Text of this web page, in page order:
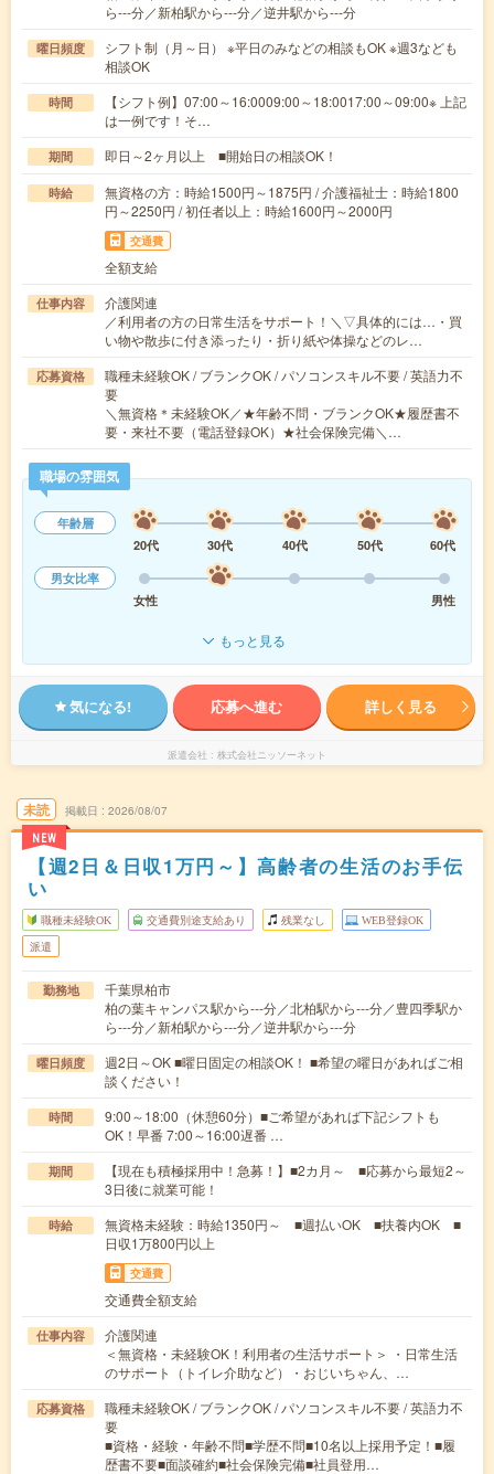
ら---分／新柏駅から---分／逆井駅から---分
曜日頻度
シフト制（月～日） ※平日のみなどの相談もOK ※週3なども
相談OK
時間
【シフト例】07:00～16:0009:00～18:0017:00～09:00※ 上記
は一例です！そ…
期間 即日～2ヶ月以上 ■開始日の相談OK！
時給
無資格の方：時給1500円～1875円 / 介護福祉士：時給1800
円～2250円 / 初任者以上：時給1600円～2000円
交通費
全額支給
仕事内容
介護関連
／利用者の方の日常生活をサポート！＼▽具体的には…・買
い物や散歩に付き添ったり・折り紙や体操などのレ…
応募資格
職種未経験OK / ブランクOK / パソコンスキル不要 / 英語力不
要
＼無資格＊未経験OK／★年齢不問・ブランクOK★履歴書不
要・来社不要（電話登録OK）★社会保険完備＼…
職場の雰囲気
年齢層
20代
30代 40代 50代
60代
男女比率
女性
男性
もっと見る
気になる! 応募へ進む 詳しく見る
派遣会社 株式会社ニッソーネット
未読
NEW
掲載日 2026/08/07
【週2日＆日収1万円～】高齢者の生活のお手伝
い
職種未経験OK 交通費別途支給あり 残業なし WEB登録OK
派遣
勤務地
千葉県柏市
柏の葉キャンパス駅から---分／北柏駅から---分／豊四季駅か
ら---分／新柏駅から---分／逆井駅から---分
曜日頻度
週2日～OK ■曜日固定の相談OK！ ■希望の曜日があればご相
談ください！
時間
9:00～18:00（休憩60分）■ご希望があれば下記シフトも
OK！早番 7:00～16:00遅番 …
期間
【現在も積極採用中！急募！】■2カ月～ ■応募から最短2～
3日後に就業可能！
時給
無資格未経験：時給1350円～ ■週払いOK ■扶養内OK ■
日収1万800円以上
交通費
交通費全額支給
仕事内容
介護関連
＜無資格・未経験OK！利用者の生活サポート＞ ・日常生活
のサポート（トイレ介助など）・おじいちゃん、…
応募資格
職種未経験OK / ブランクOK / パソコンスキル不要 / 英語力不
要
■資格・経験・年齢不問■学歴不問■10名以上採用予定！■履
歴書不要■面談確約■社会保険完備■社員登用…